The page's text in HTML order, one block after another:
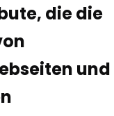
die die
und